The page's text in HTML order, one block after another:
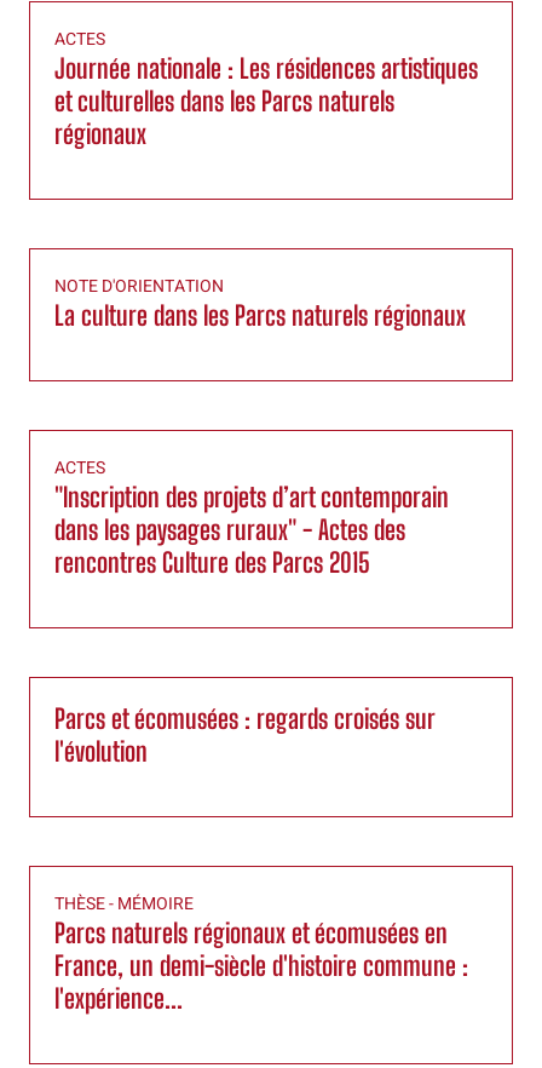
ACTES
Journée nationale : Les résidences artistiques
et culturelles dans les Parcs naturels
régionaux
NOTE D'ORIENTATION
La culture dans les Parcs naturels régionaux
ACTES
"Inscription des projets d’art contemporain
dans les paysages ruraux" - Actes des
rencontres Culture des Parcs 2015
Parcs et écomusées : regards croisés sur
l'évolution
THÈSE - MÉMOIRE
Parcs naturels régionaux et écomusées en
France, un demi-siècle d'histoire commune :
l'expérience...